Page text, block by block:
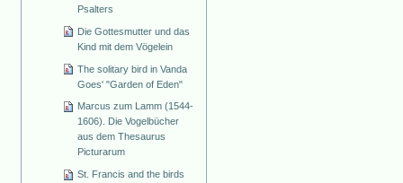
Psalters
Die Gottesmutter und das
Kind mit dem Vögelein
The solitary bird in Vanda
Goes' "Garden of Eden"
Marcus zum Lamm (1544-
1606). Die Vogelbücher
aus dem Thesaurus
Picturarum
St. Francis and the birds